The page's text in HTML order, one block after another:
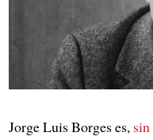
Jorge Luis Borges es,